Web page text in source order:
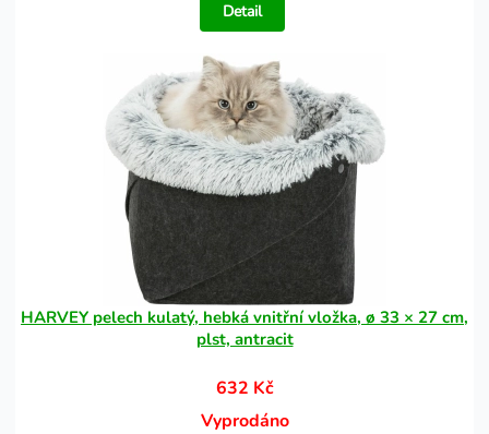
Detail
HARVEY pelech kulatý, hebká vnitřní vložka, ø 33 × 27 cm,
plst, antracit
632 Kč
Vyprodáno